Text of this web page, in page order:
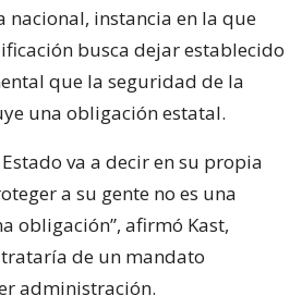
nacional, instancia en la que
busca dejar establecido
que la seguridad de la
una obligación estatal.
va a decir en su propia
a su gente no es una
obligación”, afirmó Kast,
de un mandato
administración.